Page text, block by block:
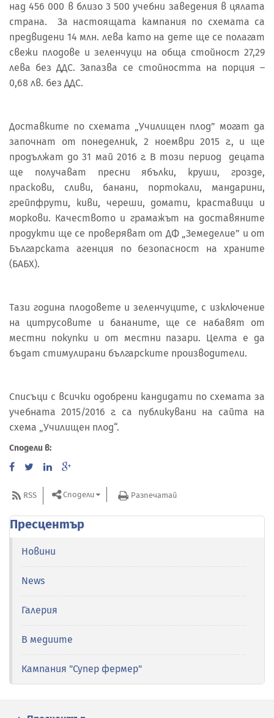
над 456 000 в близо 3 500 учебни заведения в цялата
страна. За настоящата кампания по схемата са
предвидени 14 млн. лева като на дете ще се полагат
свежи плодове и зеленчуци на обща стойност 27,29
лева без ДДС. Запазва се стойността на порция –
0,68 лв. без ДДС.
Доставките по схемата „Училищен плод” могат да
започнат от понеделник, 2 ноември 2015 г., и ще
продължат до 31 май 2016 г. В този период децата
ще получават пресни ябълки, круши, грозде,
праскови, сливи, банани, портокали, мандарини,
грейпфрути, киви, череши, домати, краставици и
моркови. Качеството и грамажът на доставяните
продукти ще се проверяват от ДФ „Земеделие” и от
Българската агенция по безопасност на храните
(БАБХ).
Tази година плодовете и зеленчуците, с изключение
на цитрусовите и бананите, ще се набавят от
местни покупки и от местни пазари. Целта е да
бъдат стимулирани българските производители.
Списъци с всички одобрени кандидати по схемата за
учебната 2015/2016 г. са публикувани на сайта на
схема „Училищен плод“.
Сподели в:
RSS Сподели Разпечатай
Пресцентър
Новини
News
Галерия
В медиите
Кампания "Супер фермер"